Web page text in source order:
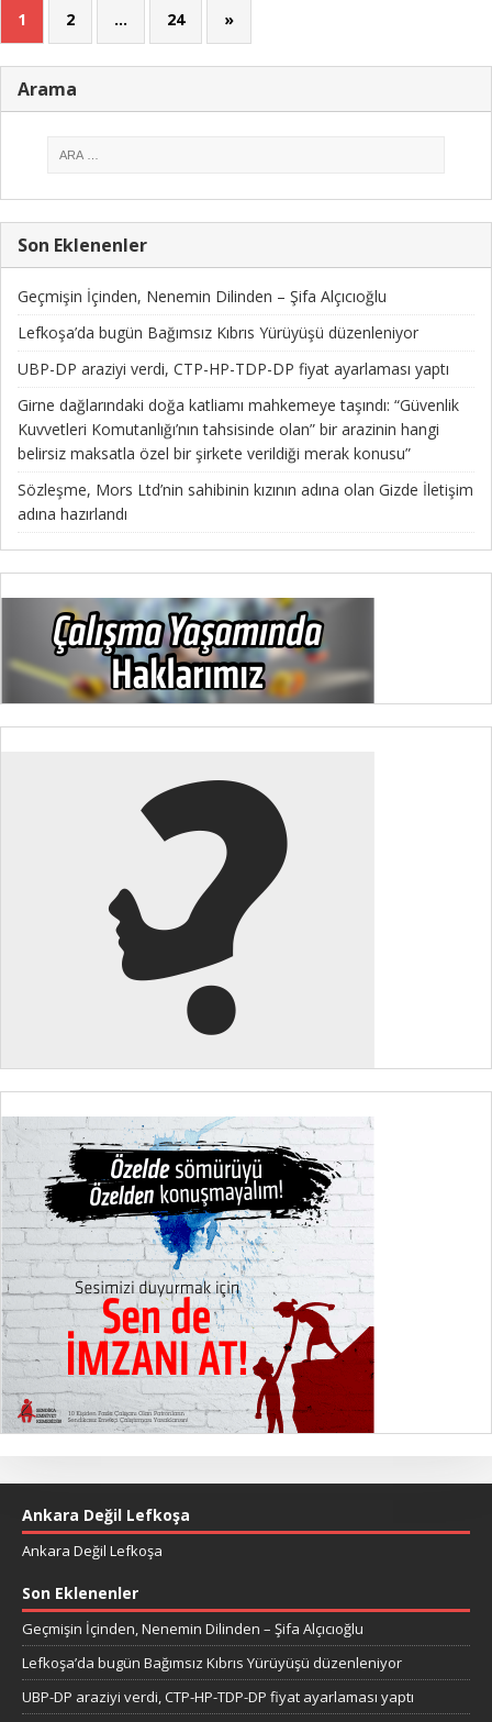
1 2 … 24 »
Arama
Son Eklenenler
Geçmişin İçinden, Nenemin Dilinden – Şifa Alçıcıoğlu
Lefkoşa’da bugün Bağımsız Kıbrıs Yürüyüşü düzenleniyor
UBP-DP araziyi verdi, CTP-HP-TDP-DP fiyat ayarlaması yaptı
Girne dağlarındaki doğa katliamı mahkemeye taşındı: “Güvenlik
Kuvvetleri Komutanlığı’nın tahsisinde olan” bir arazinin hangi
belirsiz maksatla özel bir şirkete verildiği merak konusu”
Sözleşme, Mors Ltd’nin sahibinin kızının adına olan Gizde İletişim
adına hazırlandı
Ankara Değil Lefkoşa
Ankara Değil Lefkoşa
Son Eklenenler
Geçmişin İçinden, Nenemin Dilinden – Şifa Alçıcıoğlu
Lefkoşa’da bugün Bağımsız Kıbrıs Yürüyüşü düzenleniyor
UBP-DP araziyi verdi, CTP-HP-TDP-DP fiyat ayarlaması yaptı